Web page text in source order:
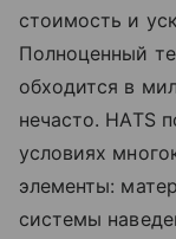
стоимость и
Полноценный
обходится в
нечасто. HATS
условиях
элементы:
системы